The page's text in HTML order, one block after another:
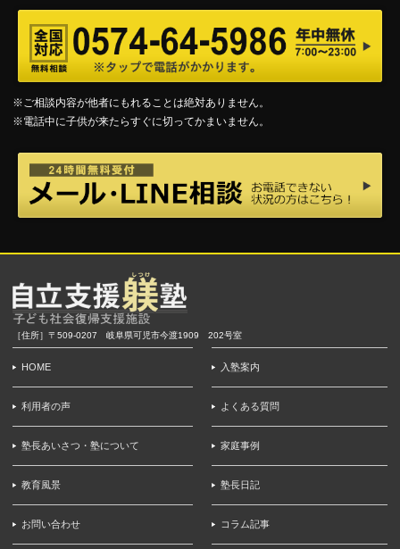
※ご相談内容が他者にもれることは絶対ありません。
※電話中に子供が来たらすぐに切ってかまいません。
［住所］〒509-0207 岐阜県可児市今渡1909 202号室
HOME
利用者の声
塾長あいさつ・塾について
教育風景
お問い合わせ
入塾案内
よくある質問
家庭事例
塾長日記
コラム記事